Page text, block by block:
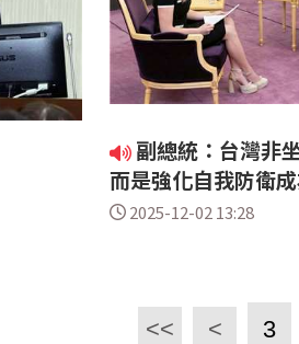
副總統：台灣非
而是強化自我防衛
2025-12-02 13:28
<< < 3